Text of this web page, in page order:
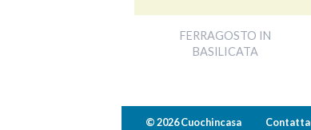
FERRAGOSTO IN
BASILICATA
© 2026 Cuochincasa